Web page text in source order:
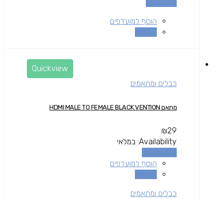
הוסף למועדפים
Quickview
כבלים ומתאמים
מתאם HDMI MALE TO FEMALE BLACK VENTION
₪29
Availability: במלאי
הוסף למועדפים
כבלים ומתאמים